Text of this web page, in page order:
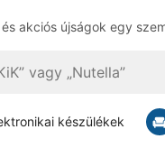
akciós újságok egy
készülékek